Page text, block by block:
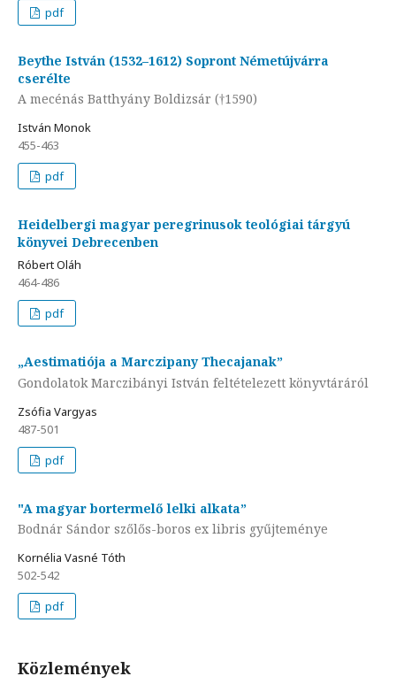
pdf
Beythe István (1532–1612) Sopront Németújvárra
cserélte
A mecénás Batthyány Boldizsár (†1590)
István Monok
455-463
pdf
Heidelbergi magyar peregrinusok teológiai tárgyú
könyvei Debrecenben
Róbert Oláh
464-486
pdf
„Aestimatiója a Marczipany Thecajanak”
Gondolatok Marczibányi István feltételezett könyvtáráról
Zsófia Vargyas
487-501
pdf
"A magyar bortermelő lelki alkata”
Bodnár Sándor szőlős-boros ex libris gyűjteménye
Kornélia Vasné Tóth
502-542
pdf
Közlemények